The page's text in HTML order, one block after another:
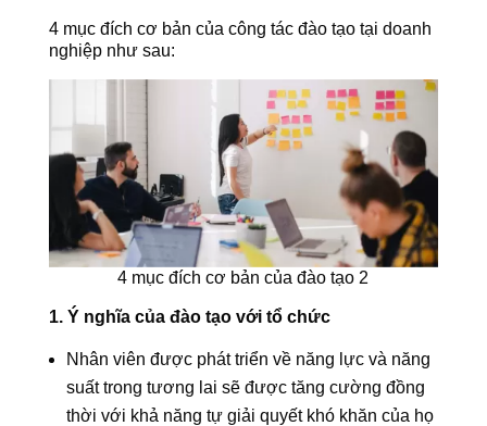
4 mục đích cơ bản của công tác đào tạo tại doanh
nghiệp như sau:
4 mục đích cơ bản của đào tạo 2
1. Ý nghĩa của đào tạo với tổ chức
Nhân viên được phát triển về năng lực và năng
suất trong tương lai sẽ được tăng cường đồng
thời với khả năng tự giải quyết khó khăn của họ